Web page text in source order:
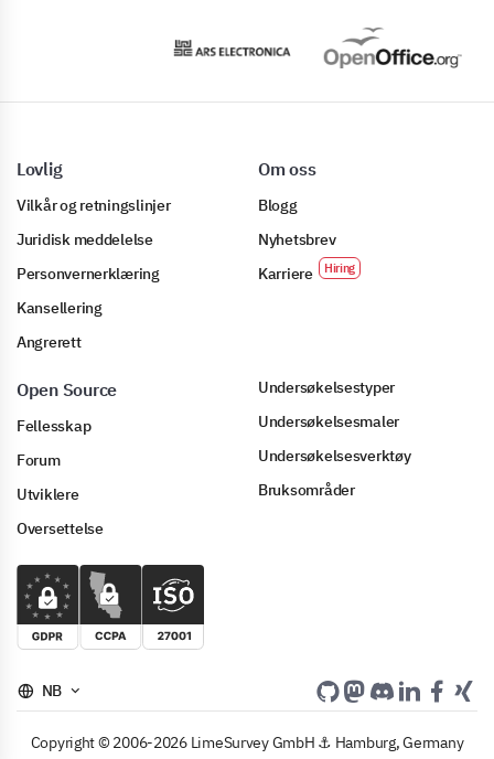
Lovlig
Vilkår og retningslinjer
Juridisk meddelelse
Personvernerklæring
Kansellering
Angrerett
Om oss
Blogg
Nyhetsbrev
Karriere
Open Source
Fellesskap
Forum
Utviklere
Oversettelse
Undersøkelsestyper
Undersøkelsesmaler
Undersøkelsesverktøy
Bruksområder
NB
Copyright © 2006-2026 LimeSurvey GmbH ⚓ Hamburg, Germany